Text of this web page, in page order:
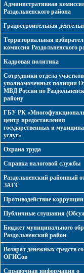
Административная
Раздольненского района
Градостроительная
Территориальная
комиссия Раздольненского
Кадровая политика
Сотрудники отдела
уполномоченных полиции
МВД России по
району
ГБУ РК
центр предоставления
государственных и
услуг»
Охрана труда
Справка налоговой службы
Раздольненский районный
ЗАГС
Противодействие коррупции
Публичные слушания
Бюджет муниципального
Раздольненский район
Возврат денежных средств со
ОГИСов
Справочная информация о